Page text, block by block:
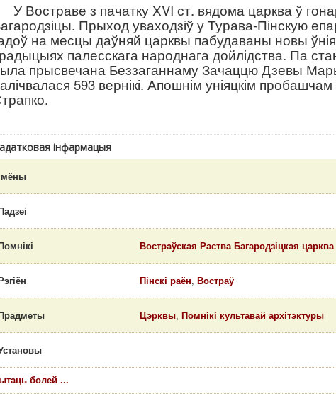
У Востраве з пачатку ХVI ст. вядома царква ў
Прыход уваходзіў у Турава-Пінскую
на месцы даўняй царквы пабудаваны новы
палесскага народнага дойлідства. Па
прысвечана Беззаганнаму Зачаццю Дзевы
593 вернікі. Апошнім уніяцкім
інфармацыя
Востраўская Раства Багародзіцкая царква
Пінскі раён,Востраў
Цэрквы,Помнікі культавай архітэктуры
болей ...